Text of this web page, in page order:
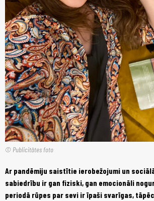
© Publicitātes foto
Ar pandēmiju saistītie ierobežojumi un
sabiedrību ir gan fiziski, gan emocionāli
periodā rūpes par sevi ir īpaši svarīgas,